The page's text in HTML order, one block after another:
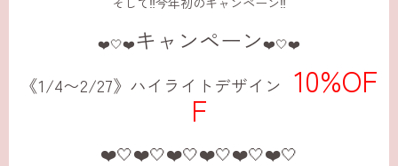
❤️🤍❤️キャンペーン❤️🤍❤️
《1/4〜2/27》 ハイライトデザイン 10%OF
F
❤️🤍❤️🤍❤️🤍❤️🤍❤️🤍❤️🤍